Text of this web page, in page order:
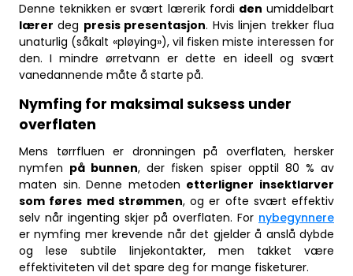
Denne teknikken er svært lærerik fordi den umiddelbart
lærer deg presis presentasjon. Hvis linjen trekker flua
unaturlig (såkalt «pløying»), vil fisken miste interessen for
den. I mindre ørretvann er dette en ideell og svært
vanedannende måte å starte på.
Nymfing for maksimal suksess under
overflaten
Mens tørrfluen er dronningen på overflaten, hersker
nymfen på bunnen, der fisken spiser opptil 80 % av
maten sin. Denne metoden etterligner insektlarver
som føres med strømmen, og er ofte svært effektiv
selv når ingenting skjer på overflaten. For nybegynnere
er nymfing mer krevende når det gjelder å anslå dybde
og lese subtile linjekontakter, men takket være
effektiviteten vil det spare deg for mange fisketurer.